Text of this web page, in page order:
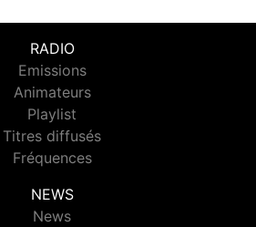
RADIO
Emissions
Animateurs
Playlist
Titres diffusés
Fréquences
NEWS
News